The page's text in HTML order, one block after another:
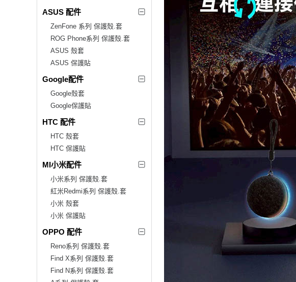
ASUS 配件
ZenFone 系列 保護殼.套
ROG Phone系列 保護殼.套
ASUS 殼套
ASUS 保護貼
Google配件
Google殼套
Google保護貼
HTC 配件
HTC 殼套
HTC 保護貼
MI小米配件
小米系列 保護殼.套
紅米Redmi系列 保護殼.套
小米 殼套
小米 保護貼
OPPO 配件
Reno系列 保護殼.套
Find X系列 保護殼.套
Find N系列 保護殼.套